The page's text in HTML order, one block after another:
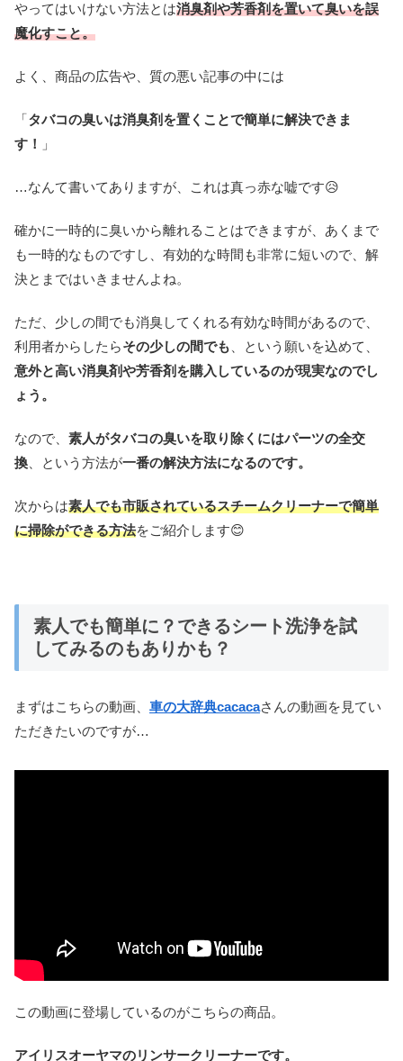
やってはいけない方法とは消臭剤や芳香剤を置いて臭いを誤
魔化すこと。
よく、商品の広告や、質の悪い記事の中には
「タバコの臭いは消臭剤を置くことで簡単に解決できま
す！
」
…なんて書いてありますが、これは真っ赤な嘘です😥
確かに一時的に臭いから離れることはできますが、あくまで
も一時的なものですし、有効的な時間も非常に短いので、解
決とまではいきませんよね。
ただ、少しの間でも消臭してくれる有効な時間があるので、
利用者からしたらその少しの間でも、という願いを込めて、
意外と高い消臭剤や芳香剤を購入しているのが現実なのでし
ょう。
なので、 素人がタバコの臭いを取り除くにはパーツの全交
換、という方法が一番の解決方法になるのです。
次からは素人でも市販されているスチームクリーナーで簡単
に掃除ができる方法をご紹介します😊
素人でも簡単に？できるシート洗浄を試
してみるのもありかも？
まずはこちらの動画、 車の大辞典cacacaさんの動画を見てい
ただきたいのですが…
この動画に登場しているのがこちらの商品。
アイリスオーヤマのリンサークリーナーです。